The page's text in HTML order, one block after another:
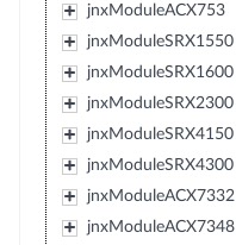
jnxModuleACX753
jnxModuleSRX1550
jnxModuleSRX1600
jnxModuleSRX2300
jnxModuleSRX4150
jnxModuleSRX4300
jnxModuleACX7332
jnxModuleACX7348